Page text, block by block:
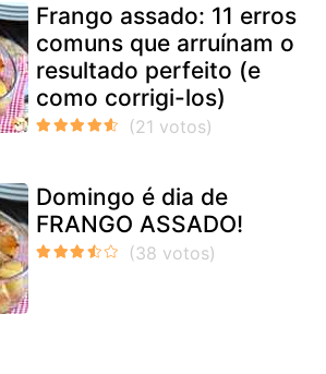
Frango assado: 11 erros
comuns que arruínam o
resultado perfeito (e
como corrigi-los)
Domingo é dia de
FRANGO ASSADO!